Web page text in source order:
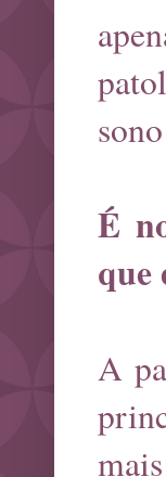
É
que
A